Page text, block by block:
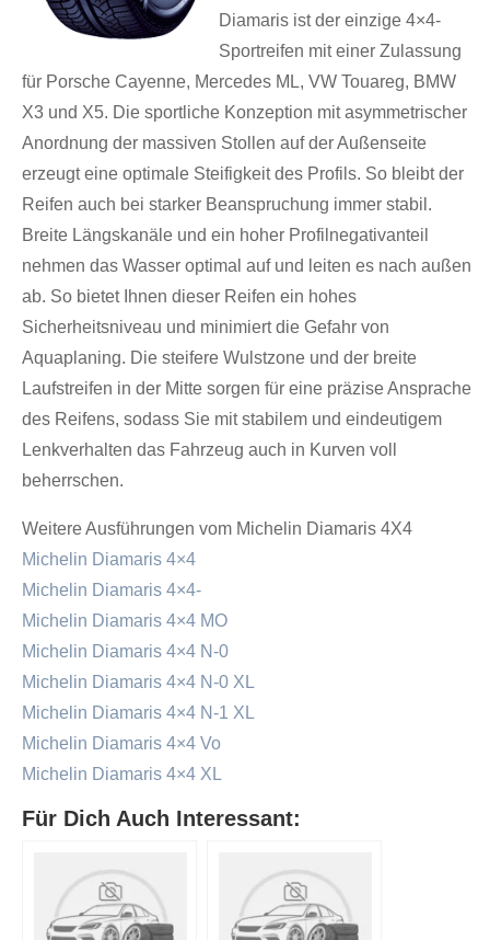
Diamaris ist der einzige 4×4-
Sportreifen mit einer Zulassung
für Porsche Cayenne, Mercedes ML, VW Touareg, BMW
X3 und X5. Die sportliche Konzeption mit asymmetrischer
Anordnung der massiven Stollen auf der Außenseite
erzeugt eine optimale Steifigkeit des Profils. So bleibt der
Reifen auch bei starker Beanspruchung immer stabil.
Breite Längskanäle und ein hoher Profilnegativanteil
nehmen das Wasser optimal auf und leiten es nach außen
ab. So bietet Ihnen dieser Reifen ein hohes
Sicherheitsniveau und minimiert die Gefahr von
Aquaplaning. Die steifere Wulstzone und der breite
Laufstreifen in der Mitte sorgen für eine präzise Ansprache
des Reifens, sodass Sie mit stabilem und eindeutigem
Lenkverhalten das Fahrzeug auch in Kurven voll
beherrschen.
Weitere Ausführungen vom Michelin Diamaris 4X4
Michelin Diamaris 4×4
Michelin Diamaris 4×4-
Michelin Diamaris 4×4 MO
Michelin Diamaris 4×4 N-0
Michelin Diamaris 4×4 N-0 XL
Michelin Diamaris 4×4 N-1 XL
Michelin Diamaris 4×4 Vo
Michelin Diamaris 4×4 XL
Für Dich Auch Interessant: